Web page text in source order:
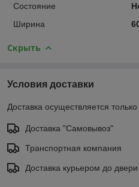
Состояние
Ширина
Скрыть
Условия доставки
Доставка осуществляется
Доставка "Самовывоз"
Транспортная компания
Доставка курьером до двери